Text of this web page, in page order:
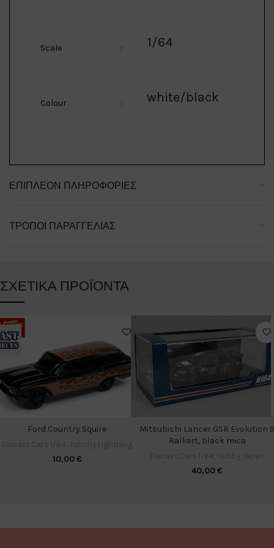
Scale : 1/64
Colour : white/black
ΕΠΙΠΛΈΟΝ ΠΛΗΡΟΦΟΡΊΕΣ
ΤΡΌΠΟΙ ΠΑΡΑΓΓΕΛΊΑΣ
ΣΧΕΤΙΚΆ ΠΡΟΪΌΝΤΑ
Ford Country Squire
10,00€
Mitsubishi Lancer GSR Evolution 9
Ralliart, black mica
40,00€